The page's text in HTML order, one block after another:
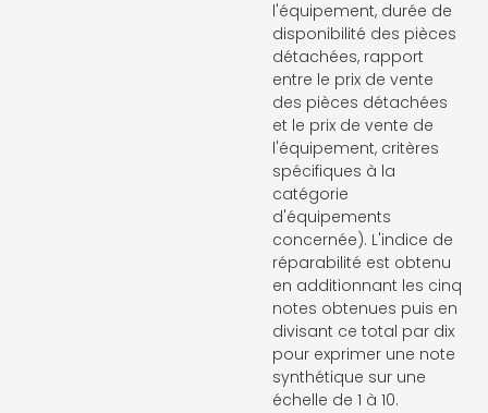
l'équipement, durée de
disponibilité des pièces
détachées, rapport
entre le prix de vente
des pièces détachées
et le prix de vente de
l'équipement, critères
spécifiques à la
catégorie
d'équipements
concernée). L'indice de
réparabilité est obtenu
en additionnant les cinq
notes obtenues puis en
divisant ce total par dix
pour exprimer une note
synthétique sur une
échelle de 1 à 10.